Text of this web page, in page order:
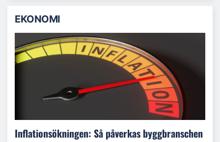
EKONOMI
Inflationsökningen: Så påverkas byggbranschen